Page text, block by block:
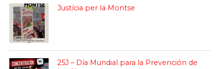
Justícia per la Montse
25J – Día Mundial para la Prevención de